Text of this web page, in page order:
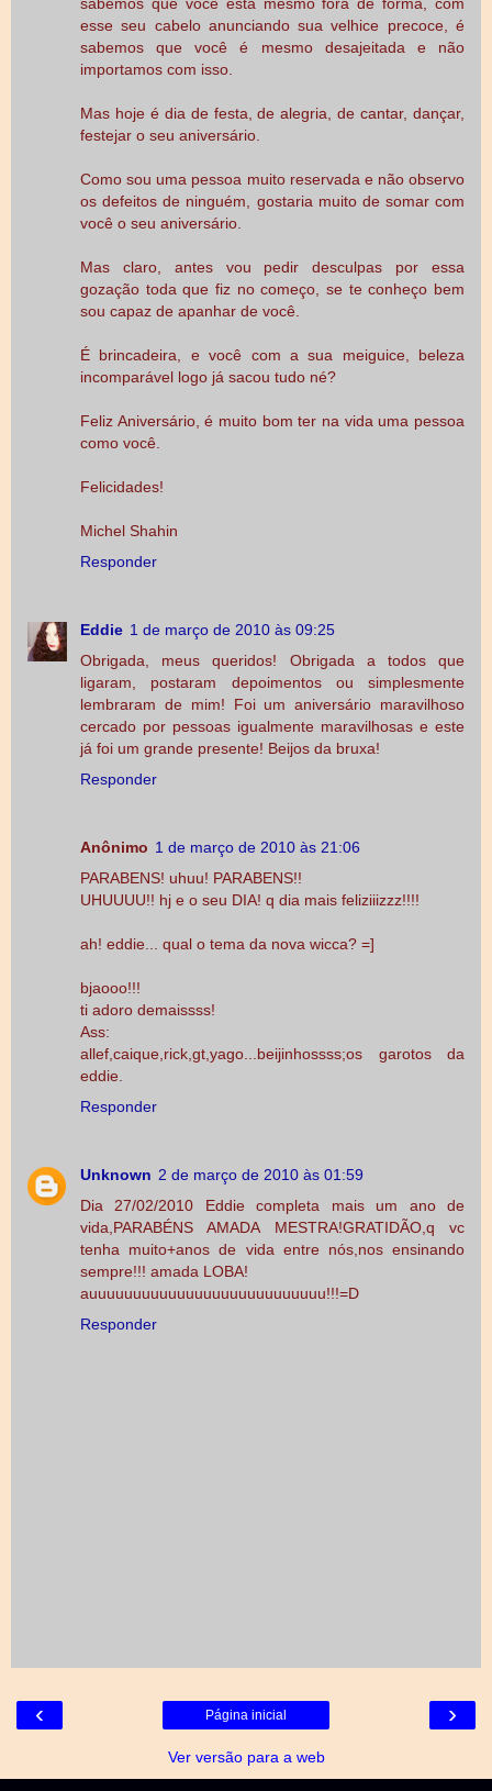
sabemos que você esta mesmo fora de forma, com
esse seu cabelo anunciando sua velhice precoce, é
sabemos que você é mesmo desajeitada e não
importamos com isso.
Mas hoje é dia de festa, de alegria, de cantar, dançar,
festejar o seu aniversário.
Como sou uma pessoa muito reservada e não observo
os defeitos de ninguém, gostaria muito de somar com
você o seu aniversário.
Mas claro, antes vou pedir desculpas por essa
gozação toda que fiz no começo, se te conheço bem
sou capaz de apanhar de você.
É brincadeira, e você com a sua meiguice, beleza
incomparável logo já sacou tudo né?
Feliz Aniversário, é muito bom ter na vida uma pessoa
como você.
Felicidades!
Michel Shahin
Responder
Eddie 1 de março de 2010 às 09:25
Obrigada, meus queridos! Obrigada a todos que
ligaram, postaram depoimentos ou simplesmente
lembraram de mim! Foi um aniversário maravilhoso
cercado por pessoas igualmente maravilhosas e este
já foi um grande presente! Beijos da bruxa!
Responder
Anônimo 1 de março de 2010 às 21:06
PARABENS! uhuu! PARABENS!!
UHUUUU!! hj e o seu DIA! q dia mais feliziiizzz!!!!
ah! eddie... qual o tema da nova wicca? =]
bjaooo!!!
ti adoro demaissss!
Ass:
allef,caique,rick,gt,yago...beijinhossss;os garotos da
eddie.
Responder
Unknown 2 de março de 2010 às 01:59
Dia 27/02/2010 Eddie completa mais um ano de
vida,PARABÉNS AMADA MESTRA!GRATIDÃO,q vc
tenha muito+anos de vida entre nós,nos ensinando
sempre!!! amada LOBA!
auuuuuuuuuuuuuuuuuuuuuuuuuuu!!!=D
Responder
‹ ›
Página inicial
Ver versão para a web